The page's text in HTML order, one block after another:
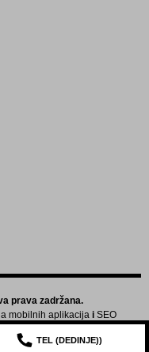
prava zadržana.
mobilnih aplikacija i SEO
TEL (DEDINJE))